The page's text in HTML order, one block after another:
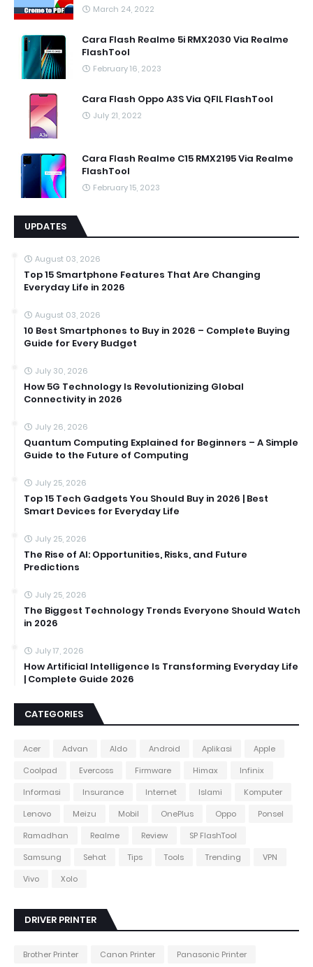
March 24, 2022
Cara Flash Realme 5i RMX2030 Via Realme
FlashTool
February 16, 2023
Cara Flash Oppo A3S Via QFIL FlashTool
July 21, 2022
Cara Flash Realme C15 RMX2195 Via Realme
FlashTool
February 15, 2023
UPDATES
August 03, 2026
Top 15 Smartphone Features That Are Changing
Everyday Life in 2026
August 03, 2026
10 Best Smartphones to Buy in 2026 – Complete Buying
Guide for Every Budget
July 30, 2026
How 5G Technology Is Revolutionizing Global
Connectivity in 2026
July 26, 2026
Quantum Computing Explained for Beginners – A Simple
Guide to the Future of Computing
July 25, 2026
Top 15 Tech Gadgets You Should Buy in 2026 | Best
Smart Devices for Everyday Life
July 25, 2026
The Rise of AI: Opportunities, Risks, and Future
Predictions
July 25, 2026
The Biggest Technology Trends Everyone Should Watch
in 2026
July 17, 2026
How Artificial Intelligence Is Transforming Everyday Life
| Complete Guide 2026
CATEGORIES
Acer Advan Aldo Android Aplikasi
Apple
Coolpad
Evercoss Firmware Himax
Infinix
Informasi
Insurance Internet Islami
Komputer
Lenovo
Meizu Mobil OnePlus Oppo
Ponsel
Ramadhan
Realme Review
SP FlashTool
Samsung
Sehat Tips Tools Trending
VPN
Vivo
Xolo
DRIVER PRINTER
Brother Printer Canon Printer Panasonic Printer